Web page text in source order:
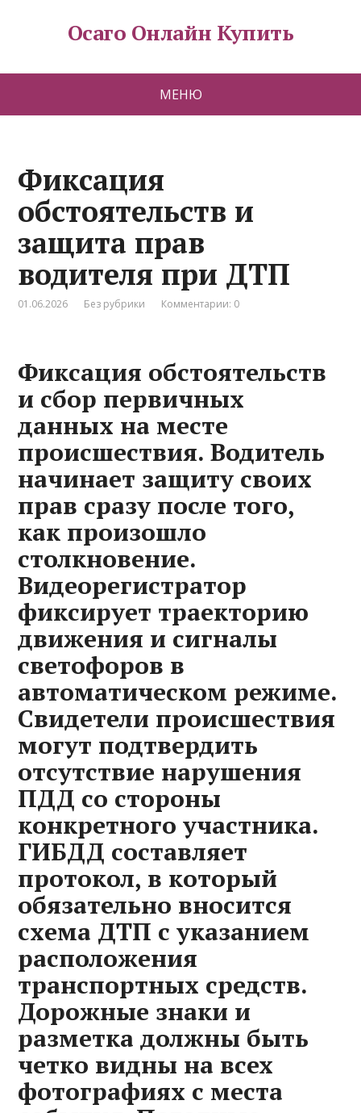
Осаго Онлайн Купить
МЕНЮ
Фиксация
обстоятельств и
защита прав
водителя при ДТП
01.06.2026 Без рубрики Комментарии: 0
Фиксация обстоятельств
и сбор первичных
данных на месте
происшествия. Водитель
начинает защиту своих
прав сразу после того,
как произошло
столкновение.
Видеорегистратор
фиксирует траекторию
движения и сигналы
светофоров в
автоматическом режиме.
Свидетели происшествия
могут подтвердить
отсутствие нарушения
ПДД со стороны
конкретного участника.
ГИБДД составляет
протокол, в который
обязательно вносится
схема ДТП с указанием
расположения
транспортных средств.
Дорожные знаки и
разметка должны быть
четко видны на всех
фотографиях с места